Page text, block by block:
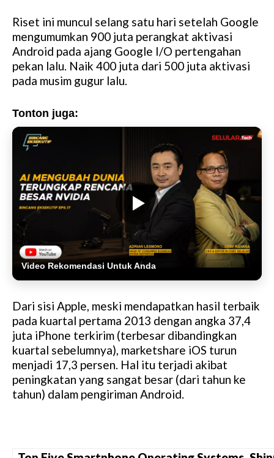
Riset ini muncul selang satu hari setelah Google
mengumumkan 900 juta perangkat aktivasi
Android pada ajang Google I/O pertengahan
pekan lalu. Naik 400 juta dari 500 juta aktivasi
pada musim gugur lalu.
Tonton juga:
Video Rekomendasi Untuk Anda
Dari sisi Apple, meski mendapatkan hasil terbaik
pada kuartal pertama 2013 dengan angka 37,4
juta iPhone terkirim (terbesar dibandingkan
kuartal sebelumnya), marketshare iOS turun
menjadi 17,3 persen. Hal itu terjadi akibat
peningkatan yang sangat besar (dari tahun ke
tahun) dalam pengiriman Android.